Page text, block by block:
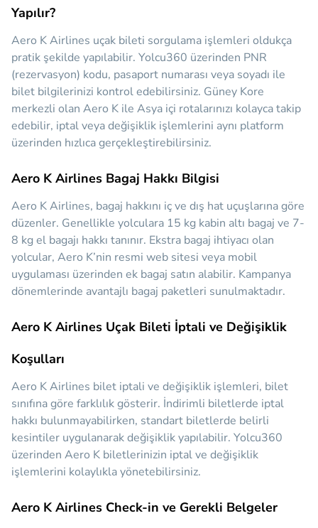
Yapılır?
Aero K Airlines uçak bileti sorgulama işlemleri oldukça
pratik şekilde yapılabilir. Yolcu360 üzerinden PNR
(rezervasyon) kodu, pasaport numarası veya soyadı ile
bilet bilgilerinizi kontrol edebilirsiniz. Güney Kore
merkezli olan Aero K ile Asya içi rotalarınızı kolayca takip
edebilir, iptal veya değişiklik işlemlerini aynı platform
üzerinden hızlıca gerçekleştirebilirsiniz.
Aero K Airlines Bagaj Hakkı Bilgisi
Aero K Airlines, bagaj hakkını iç ve dış hat uçuşlarına göre
düzenler. Genellikle yolculara 15 kg kabin altı bagaj ve 7-
8 kg el bagajı hakkı tanınır. Ekstra bagaj ihtiyacı olan
yolcular, Aero K’nin resmi web sitesi veya mobil
uygulaması üzerinden ek bagaj satın alabilir. Kampanya
dönemlerinde avantajlı bagaj paketleri sunulmaktadır.
Aero K Airlines Uçak Bileti İptali ve Değişiklik
Koşulları
Aero K Airlines bilet iptali ve değişiklik işlemleri, bilet
sınıfına göre farklılık gösterir. İndirimli biletlerde iptal
hakkı bulunmayabilirken, standart biletlerde belirli
kesintiler uygulanarak değişiklik yapılabilir. Yolcu360
üzerinden Aero K biletlerinizin iptal ve değişiklik
işlemlerini kolaylıkla yönetebilirsiniz.
Aero K Airlines Check-in ve Gerekli Belgeler